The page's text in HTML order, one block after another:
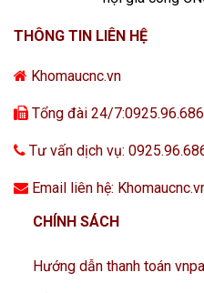
THÔNG TIN LIÊN HỆ
Khomaucnc.vn
Tổng đài 24/
Tư vấn dịch vụ:
Email liên hệ:
CHÍNH SÁCH
Hướng dẫn thanh toán